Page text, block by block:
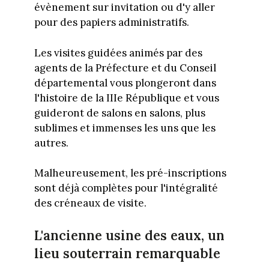
évènement sur invitation ou d'y aller
pour des papiers administratifs.
Les visites guidées animés par des
agents de la Préfecture et du Conseil
départemental vous plongeront dans
l'histoire de la IIIe République et vous
guideront de salons en salons, plus
sublimes et immenses les uns que les
autres.
Malheureusement, les pré-inscriptions
sont déjà complètes pour l'intégralité
des créneaux de visite.
L'ancienne usine des eaux, un
lieu souterrain remarquable